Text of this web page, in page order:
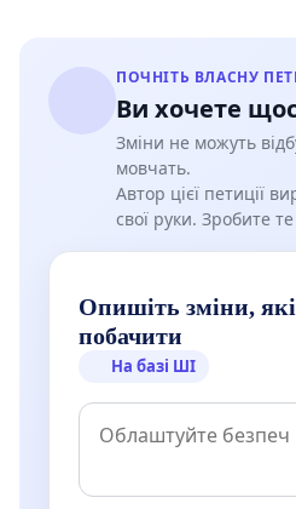
ПОЧНІТЬ ВЛАСНУ
Ви хочете
Зміни не можуть
мовчать.
Автор цієї петиції
свої руки. Зробите
Опишіть зміни,
побачити
На базі ШІ